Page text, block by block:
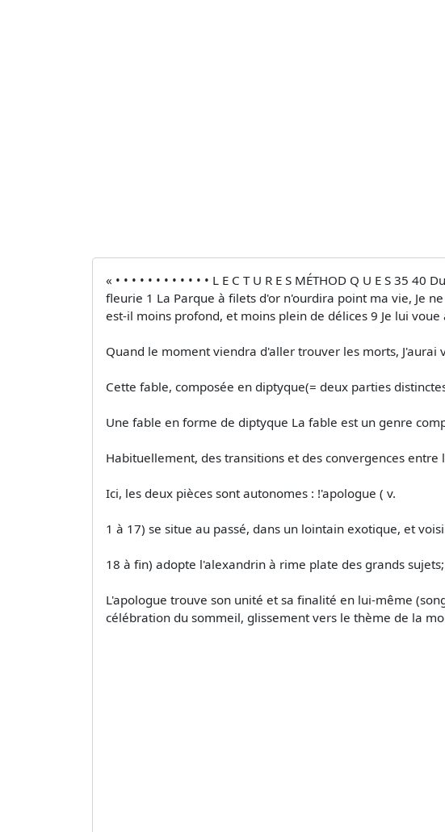
« • • • • • • • • • • • • L E C T U R E S MÉTHOD Q U E S
fleurie 1 La Parque à filets d'or n'ourdira point ma vie, Je
est-il moins profond, et moins plein de délices 9 Je lui
Quand le moment viendra d'aller trouver les morts, J'aurai
Cette fable, composée en diptyque(= deux parties
Une fable en forme de diptyque La fable est un genre
Habituellement, des transitions et des convergences entre
Ici, les deux pièces sont autonomes : !'apologue ( v.
1 à 17) se situe au passé, dans un lointain exotique, et
18 à fin) adopte l'alexandrin à rime plate des grands
L'apologue trouve son unité et sa finalité en lui-même
célébration du sommeil, glissement vers le thème de la